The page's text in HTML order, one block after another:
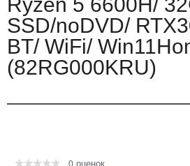
SSD/noDVD/
BT/ WiFi/
(82RG000KRU)
0 оценок
Ноутбуки и ультрабуки
Компьютеры
Моноблоки
Контактная информация